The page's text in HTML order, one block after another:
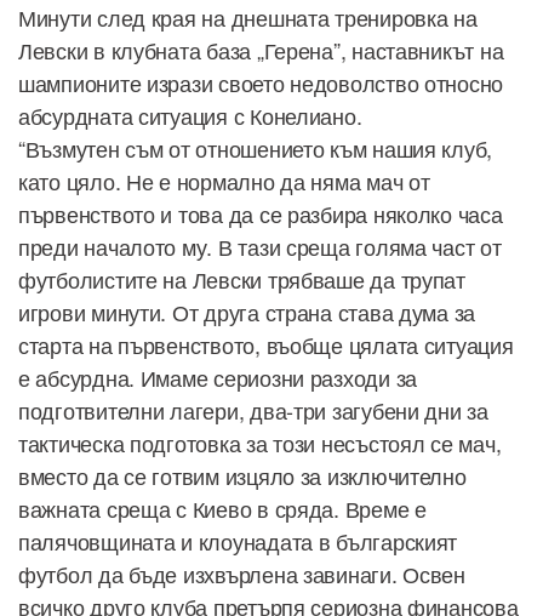
Минути след края на днешната тренировка на
Левски в клубната база „Герена”, наставникът на
шампионите изрази своето недоволство относно
абсурдната ситуация с Конелиано.
“Възмутен съм от отношението към нашия клуб,
като цяло. Не е нормално да няма мач от
първенството и това да се разбира няколко часа
преди началото му. В тази среща голяма част от
футболистите на Левски трябваше да трупат
игрови минути. От друга страна става дума за
старта на първенството, въобще цялата ситуация
е абсурдна. Имаме сериозни разходи за
подготвителни лагери, два-три загубени дни за
тактическа подготовка за този несъстоял се мач,
вместо да се готвим изцяло за изключително
важната среща с Киево в сряда. Време е
палячовщината и клоунадата в българският
футбол да бъде изхвърлена завинаги. Освен
всичко друго клуба претърпя сериозна финансова